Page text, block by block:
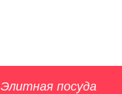
Элитная посуда